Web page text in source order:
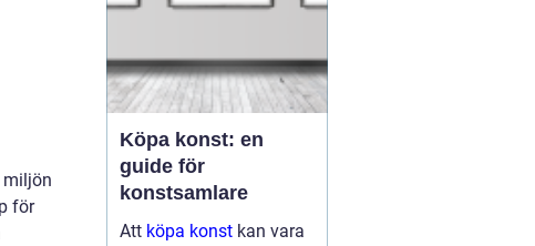
miljön
för
Köpa konst: en
guide för
konstsamlare
Att köpa konst kan vara